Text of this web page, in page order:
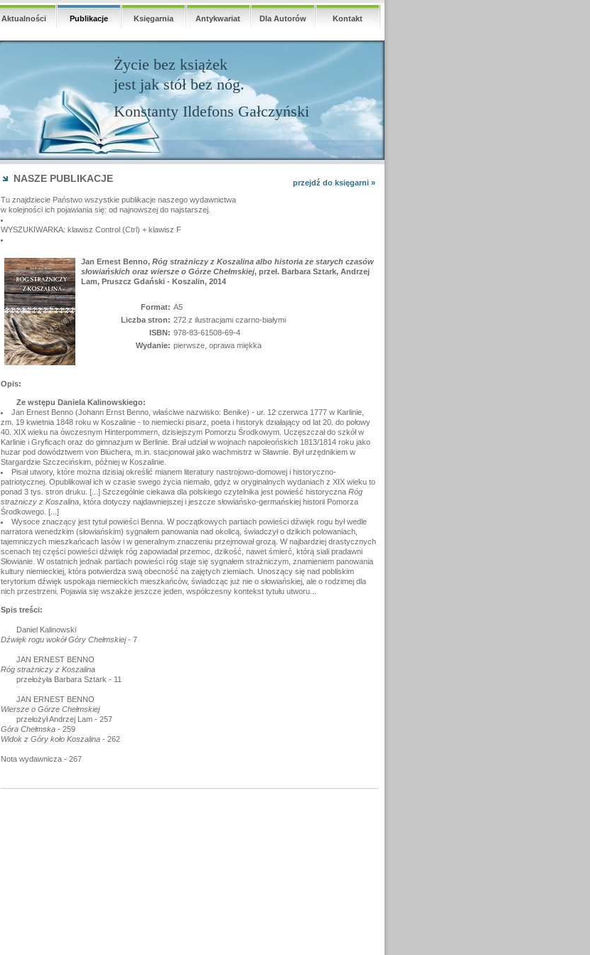
Aktualności Publikacje Księgarnia Antykwariat Dla Autorów Kontakt
Życie bez książek
jest jak stół bez nóg.
Konstanty Ildefons Gałczyński
NASZE PUBLIKACJE
przejdź do księgarni »
Tu znajdziecie Państwo wszystkie publikacje naszego wydawnictwa
w kolejności ich pojawiania się: od najnowszej do najstarszej.
WYSZUKIWARKA: klawisz Control (Ctrl) + klawisz F
Jan Ernest Benno, Róg strażniczy z Koszalina albo historia ze starych czasów
słowiańskich oraz wiersze o Górze Chełmskiej, przeł. Barbara Sztark, Andrzej
Lam, Pruszcz Gdański - Koszalin, 2014
Format: A5
Liczba stron: 272 z ilustracjami czarno-białymi
ISBN: 978-83-61508-69-4
Wydanie: pierwsze, oprawa miękka
Opis:
Ze wstępu Daniela Kalinowskiego:
Jan Ernest Benno (Johann Ernst Benno, właściwe nazwisko: Benike) - ur. 12 czerwca 1777 w Karlinie,
zm. 19 kwietnia 1848 roku w Koszalinie - to niemiecki pisarz, poeta i historyk działający od lat 20. do połowy
40. XIX wieku na ówczesnym Hinterpommern, dzisiejszym Pomorzu Środkowym. Uczęszczał do szkół w
Karlinie i Gryficach oraz do gimnazjum w Berlinie. Brał udział w wojnach napoleońskich 1813/1814 roku jako
huzar pod dowództwem von Blüchera, m.in. stacjonował jako wachmistrz w Sławnie. Był urzędnikiem w
Stargardzie Szczecińskim, później w Koszalinie.
Pisał utwory, które można dzisiaj określić mianem literatury nastrojowo-domowej i historyczno-
patriotycznej. Opublikował ich w czasie swego życia niemało, gdyż w oryginalnych wydaniach z XIX wieku to
ponad 3 tys. stron druku. [...] Szczególnie ciekawa dla polskiego czytelnika jest powieść historyczna Róg
strażniczy z Koszalina, która dotyczy najdawniejszej i jeszcze słowiańsko-germańskiej historii Pomorza
Środkowego. [...]
Wysoce znaczący jest tytuł powieści Benna. W początkowych partiach powieści dźwięk rogu był wedle
narratora wenedzkim (słowiańskim) sygnałem panowania nad okolicą, świadczył o dzikich polowaniach,
tajemniczych mieszkańcach lasów i w generalnym znaczeniu przejmował grozą. W najbardziej drastycznych
scenach tej części powieści dźwięk róg zapowiadał przemoc, dzikość, nawet śmierć, którą siali pradawni
Słowianie. W ostatnich jednak partiach powieści róg staje się sygnałem strażniczym, znamieniem panowania
kultury niemieckiej, która potwierdza swą obecność na zajętych ziemiach. Unoszący się nad pobliskim
terytorium dźwięk uspokaja niemieckich mieszkańców, świadcząc już nie o słowiańskiej, ale o rodzimej dla
nich przestrzeni. Pojawia się wszakże jeszcze jeden, współczesny kontekst tytułu utworu...
Spis treści:
Daniel Kalinowski
Dźwięk rogu wokół Góry Chełmskiej- 7
JAN ERNEST BENNO
Róg strażniczy z Koszalina
przełożyła Barbara Sztark - 11
JAN ERNEST BENNO
Wiersze o Górze Chełmskiej
przełożył Andrzej Lam - 257
Góra Chełmska- 259
Widok z Góry koło Koszalina- 262
Nota wydawnicza - 267